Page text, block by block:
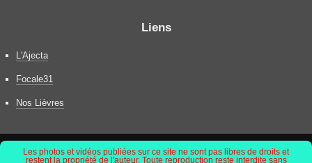
Liens
L'Ajecta
Focale31
Nos Lièvres
Les photos et vidéos publiées sur ce site ne sont pas libres de droits et
restent la propriété de l'auteur. Toute reproduction reste interdite sans